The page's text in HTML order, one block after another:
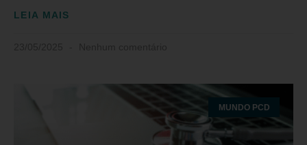
LEIA MAIS
MUNDO PCD